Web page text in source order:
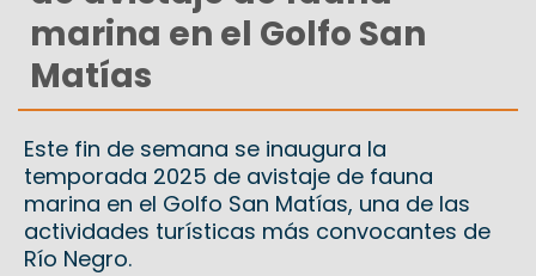
marina en el Golfo San
Matías
Este fin de semana se inaugura la
temporada 2025 de avistaje de fauna
marina en el Golfo San Matías, una de las
actividades turísticas más convocantes de
Río Negro.